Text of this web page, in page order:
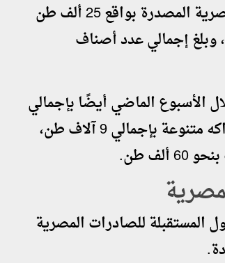
وتصدرت البطاطس والبصل قائمة الخضراوات المصرية المصدرة بواقع 25 ألف طن
بأنواعها بإجمالي 6 آلاف طن، وبلغ إجمالي عدد أصناف
الأسبوع الماضي أيضًا بإجمالي
35 ألف طن، تليها الفراولة بواقع 16 ألف طن، ثم فواكه متنوعة بإجمالي 9 آلاف طن،
المستقبلة للصادرات المصرية